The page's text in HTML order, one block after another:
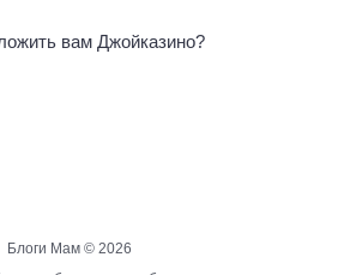
вам Джойказино?
Блоги Мам © 2026